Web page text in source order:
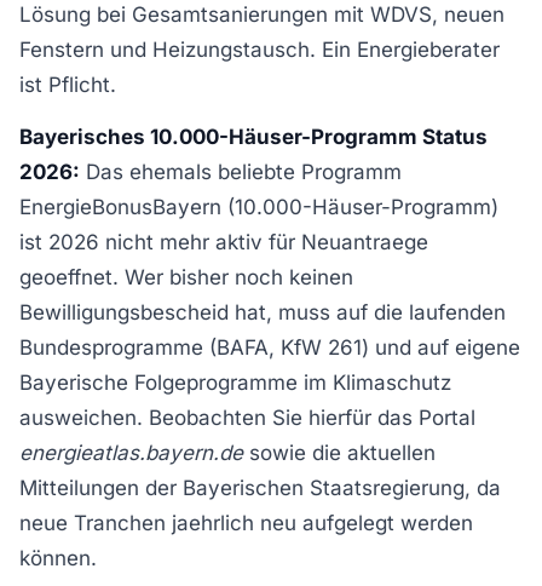
Lösung bei Gesamtsanierungen mit WDVS, neuen
Fenstern und Heizungstausch. Ein Energieberater
ist Pflicht.
Bayerisches 10.000-Häuser-Programm Status
2026: Das ehemals beliebte Programm
EnergieBonusBayern (10.000-Häuser-Programm)
ist 2026 nicht mehr aktiv für Neuantraege
geoeffnet. Wer bisher noch keinen
Bewilligungsbescheid hat, muss auf die laufenden
Bundesprogramme (BAFA, KfW 261) und auf eigene
Bayerische Folgeprogramme im Klimaschutz
ausweichen. Beobachten Sie hierfür das Portal
energieatlas.bayern.desowie die aktuellen
Mitteilungen der Bayerischen Staatsregierung, da
neue Tranchen jaehrlich neu aufgelegt werden
können.